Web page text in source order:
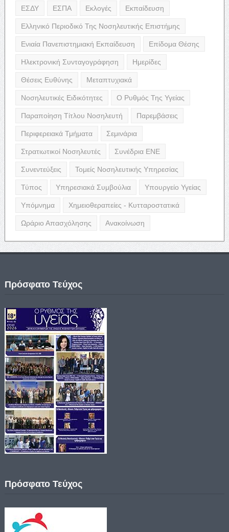
ΕΣΔΥ ΕΣΠΑ Εκλογές Εκπαίδευση
Ελληνικό Περιοδικό Της Νοσηλευτικής Επιστήμης
Ενιαία Πανεπιστημιακή Εκπαίδευση Επίδομα Θέσης
Ηλεκτρονική Συνταγογράφηση Ημερίδες
Θέσεις Ευθύνης Μεταπτυχιακά
Νοσηλευτικές Ειδικότητες Ο Ρυθμός Της Υγείας
Παραποίηση Τίτλου Νοσηλευτή Παρεμβάσεις
Περιφερειακά Τμήματα Σεμινάρια
Στρατιωτικοί Νοσηλευτές Συνέδρια ΕΝΕ
Συνεντεύξεις Τομείς Νοσηλευτικής Υπηρεσίας
Τύπος Υπηρεσιακά Συμβούλια Υπουργείο Υγείας
Υπόμνημα Χημειοθεραπείες - Κυτταροστατικά
Ωράριο Απασχόλησης Ανακοίνωση
Πρόσφατο Τεύχος
Πρόσφατο Τεύχος